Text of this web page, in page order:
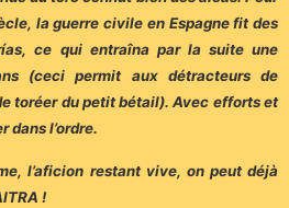
la guerre civile en Espagne fit des
ce qui entraîna par la suite une
(ceci permit aux détracteurs de
toréer du petit bétail). Avec efforts et
dans l’ordre.
l’aficion restant vive, on peut déjà
!